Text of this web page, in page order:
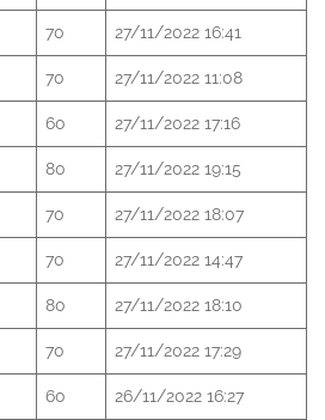
70 27/11/2022 16:41
70 27/11/2022 11:08
60 27/11/2022 17:16
80 27/11/2022 19:15
70 27/11/2022 18:07
70 27/11/2022 14:47
80 27/11/2022 18:10
70 27/11/2022 17:29
60 26/11/2022 16:27